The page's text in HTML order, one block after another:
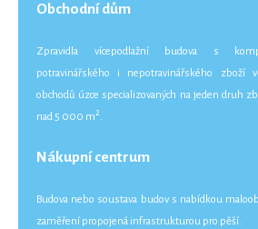
Obchodní dům
Zpravidla vícepodlažní budova s
potravinářského i nepotravinářského zboží
obchodů úzce specializovaných na jeden druh
nad 5 000 m2.
Nákupní centrum
Budova nebo soustava budov s nabídkou
zaměření propojená infrastrukturou pro pěší.